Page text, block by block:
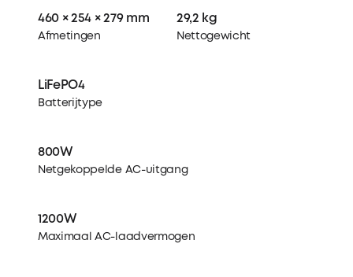
460 × 254 × 279 mm
Afmetingen
29,2 kg
Nettogewicht
LiFePO4
Batterijtype
800W
Netgekoppelde AC-uitgang
1200W
Maximaal AC-laadvermogen